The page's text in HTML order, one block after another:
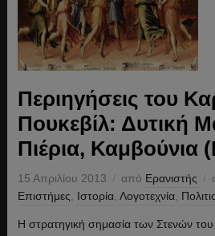
Περιηγήσεις του
Πουκεβίλ: Δυτική
Πιέρια, Καμβούνια
15 Απριλίου 2013 από Ερανιστής
Επιστήμες
Ιστορία, Λογοτεχνία,
Η στρατηγική σημασία των Στενών